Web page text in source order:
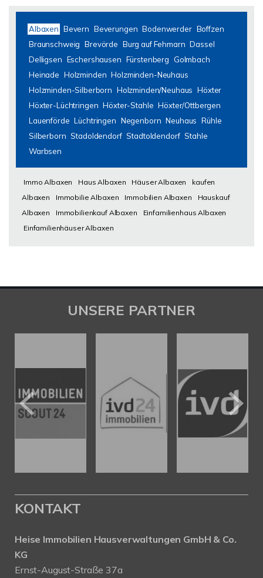
Albaxen Bevern Beverungen Bodenwerder Boffzen
Braunschweig Brevörde Burg auf Fehmarn Dassel
Delligsen Eschershausen Fürstenberg
Golmbach
Heinade Holzminden Holzminden-Neuhaus
Holzminden-Silberborn Holzminden/Neuhaus Höxter
Höxter-Lüchtringen Höxter-Stahle Höxter/Ottbergen
Lauenförde Lüchtringen Negenborn Neuhaus Rühle
Silberborn Stadoldendorf Stadtoldendorf Stahle
Warbsen
Immo Albaxen Haus Albaxen Häuser Albaxen
kaufen
Albaxen
Immobilie Albaxen Immobilien Albaxen
Hauskauf
Albaxen
Immobilienkauf Albaxen
Einfamilienhaus Albaxen
Einfamilienhäuser Albaxen
UNSERE PARTNER
KONTAKT
Heise Immobilien Hausverwaltungen GmbH & Co.
KG
Ernst-August-Straße 37a